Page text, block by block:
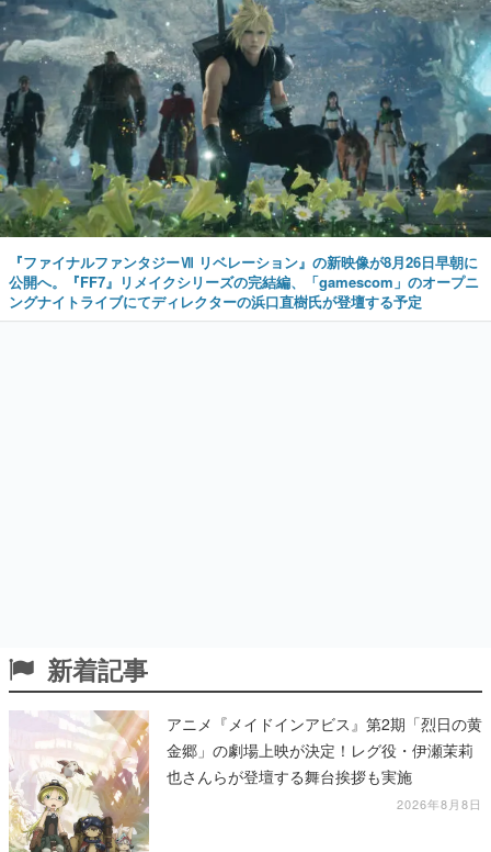
『ファイナルファンタジーⅦ リベレーション』の新映像が8月26日早朝に
公開へ。『FF7』リメイクシリーズの完結編、「gamescom」のオープニ
ングナイトライブにてディレクターの浜口直樹氏が登壇する予定
新着記事
アニメ『メイドインアビス』第2期「烈日の黄
金郷」の劇場上映が決定！レグ役・伊瀬茉莉
也さんらが登壇する舞台挨拶も実施
2026年8月8日